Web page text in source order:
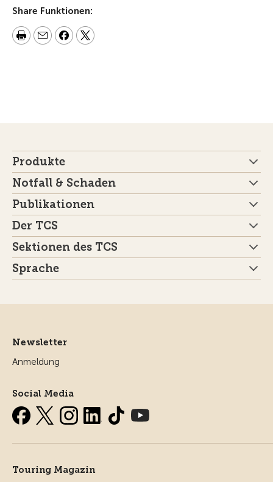
Share Funktionen:
Produkte
Notfall & Schaden
Publikationen
Der TCS
Sektionen des TCS
Sprache
Newsletter
Anmeldung
Social Media
Touring Magazin